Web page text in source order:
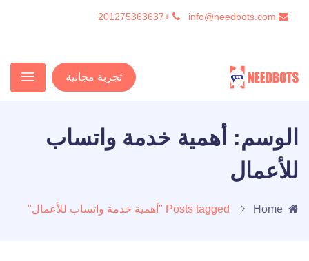
+201275363637
تجربة مجانية
الوسم: أهمية خدمة واتساب
للأعمال
Home Posts tagged "أهمية خدمة واتساب للأعمال"